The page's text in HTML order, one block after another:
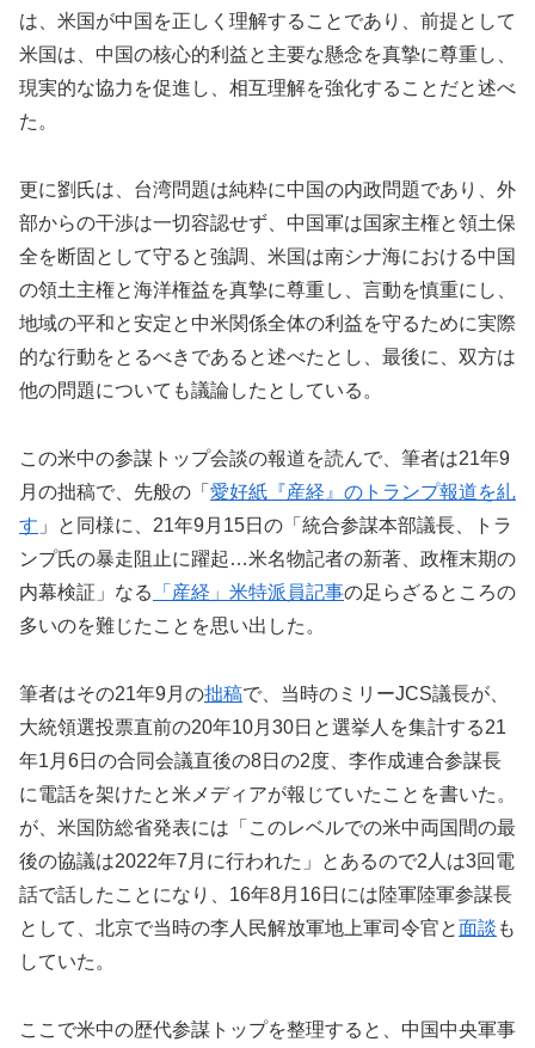
は、米国が中国を正しく理解することであり、前提として
米国は、中国の核心的利益と主要な懸念を真摯に尊重し、
現実的な協力を促進し、相互理解を強化することだと述べ
た。
更に劉氏は、台湾問題は純粋に中国の内政問題であり、外
部からの干渉は一切容認せず、中国軍は国家主権と領土保
全を断固として守ると強調、米国は南シナ海における中国
の領土主権と海洋権益を真摯に尊重し、言動を慎重にし、
地域の平和と安定と中米関係全体の利益を守るために実際
的な行動をとるべきであると述べたとし、最後に、双方は
他の問題についても議論したとしている。
この米中の参謀トップ会談の報道を読んで、筆者は21年9
月の拙稿で、先般の「 愛好紙『産経』のトランプ報道を糺
す 」と同様に、21年9月15日の「統合参謀本部議長、トラ
ンプ氏の暴走阻止に躍起…米名物記者の新著、政権末期の
内幕検証」なる
「産経」米特派員記事の足らざるところの
多いのを難じたことを思い出した。
筆者はその21年9月の拙稿で、当時のミリーJCS議長が、
大統領選投票直前の20年10月30日と選挙人を集計する21
年1月6日の合同会議直後の8日の2度、李作成連合参謀長
に電話を架けたと米メディアが報じていたことを書いた。
が、米国防総省発表には「このレベルでの米中両国間の最
後の協議は2022年7月に行われた」とあるので2人は3回電
話で話したことになり、16年8月16日には陸軍陸軍参謀長
として、北京で当時の李人民解放軍地上軍司令官と面談 も
していた。
ここで米中の歴代参謀トップを整理すると、中国中央軍事